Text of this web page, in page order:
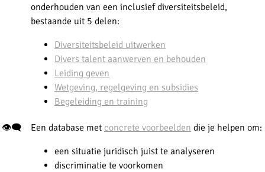
onderhouden van een inclusief diversiteitsbeleid,
bestaande uit 5 delen:
Diversiteitsbeleid uitwerken
Divers talent aanwerven en behouden
Leiding geven
Wetgeving, regelgeving en subsidies
Begeleiding en training
👁‍🗨 Een database met concrete voorbeelden die je helpen om:
een situatie juridisch juist te analyseren
discriminatie te voorkomen